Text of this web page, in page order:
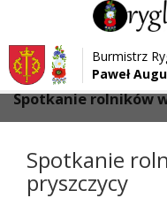
Przejdź do menu
Przejdź do głównej treści strony
Przejdź do stopki strony
Burmistrz
Paweł
Strona główna >
Spotkanie rolników
Spotkanie
pryszczycy